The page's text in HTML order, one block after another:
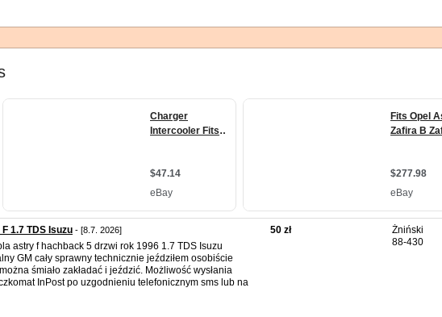
1.7 TDS Isuzu - [8.7. 2026]
astry f hachback 5 drzwi rok 1996 1.7 TDS Isuzu
GM cały sprawny technicznie jeździłem osobiście
śmiało zakładać i jeździć. Możliwość wysłania
InPost po uzgodnieniu telefonicznym sms lub na
50 zł
Żniński
88-430